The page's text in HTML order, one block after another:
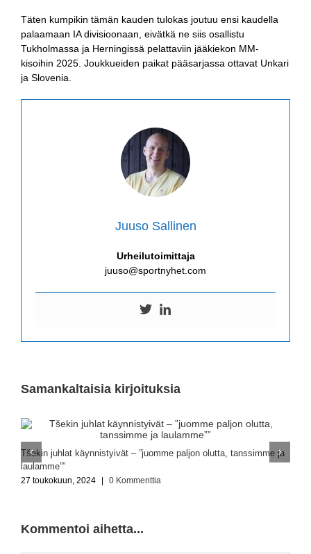
Täten kumpikin tämän kauden tulokas joutuu ensi kaudella
palaamaan IA divisioonaan, eivätkä ne siis osallistu
Tukholmassa ja Herningissä pelattaviin jääkiekon MM-
kisoihin 2025. Joukkueiden paikat pääsarjassa ottavat Unkari
ja Slovenia.
Juuso Sallinen
Urheilutoimittaja
juuso@sportnyhet.com
Samankaltaisia kirjoituksia
Tšekin juhlat käynnistyivät – ”juomme paljon olutta, tanssimme ja
laulamme””
27 toukokuun, 2024 | 0 Kommenttia
Kommentoi aihetta...